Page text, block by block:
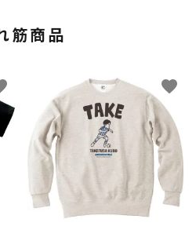
筋商品
favorite